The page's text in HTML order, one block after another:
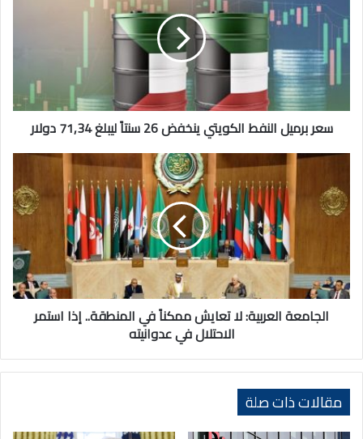
الكويتي
ينخفض
ليبلغ
71,34
دولارسعر برميل النفط الكويتي ينخفض 26 سنتاً ليبلغ 71,34 دولار
الجامعة
لا
تعايش
إذا
استمر
الاحتلالالجامعة العربية: لا تعايش ممكناً في المنطقة.. إذا استمر
الاحتلال في عدوانيته
مقالات ذات صلة